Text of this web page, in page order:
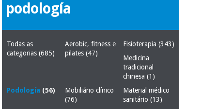
Novidades
Ofertas
Medicina
Mobiliário
Gabinetes
Novidades
Material
chinesa
podología
Todas as
categorias (685)
Aerobic, fitness e
pilates (47)
Fisioterapia(343)
Medicina
tradicional
chinesa(1)
Podología (56)
Mobiliário clínico
(76)
Material médico
sanitário(13)